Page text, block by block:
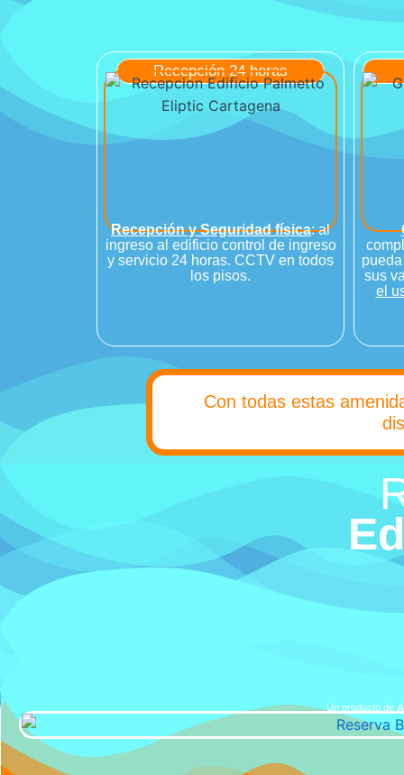
Recepción 24 horas
Recepción y Seguridad física: al
ingreso al edificio control de ingreso
y servicio 24 horas. CCTV en todos
los pisos.
sus
el
Con todas estas
Un producto de